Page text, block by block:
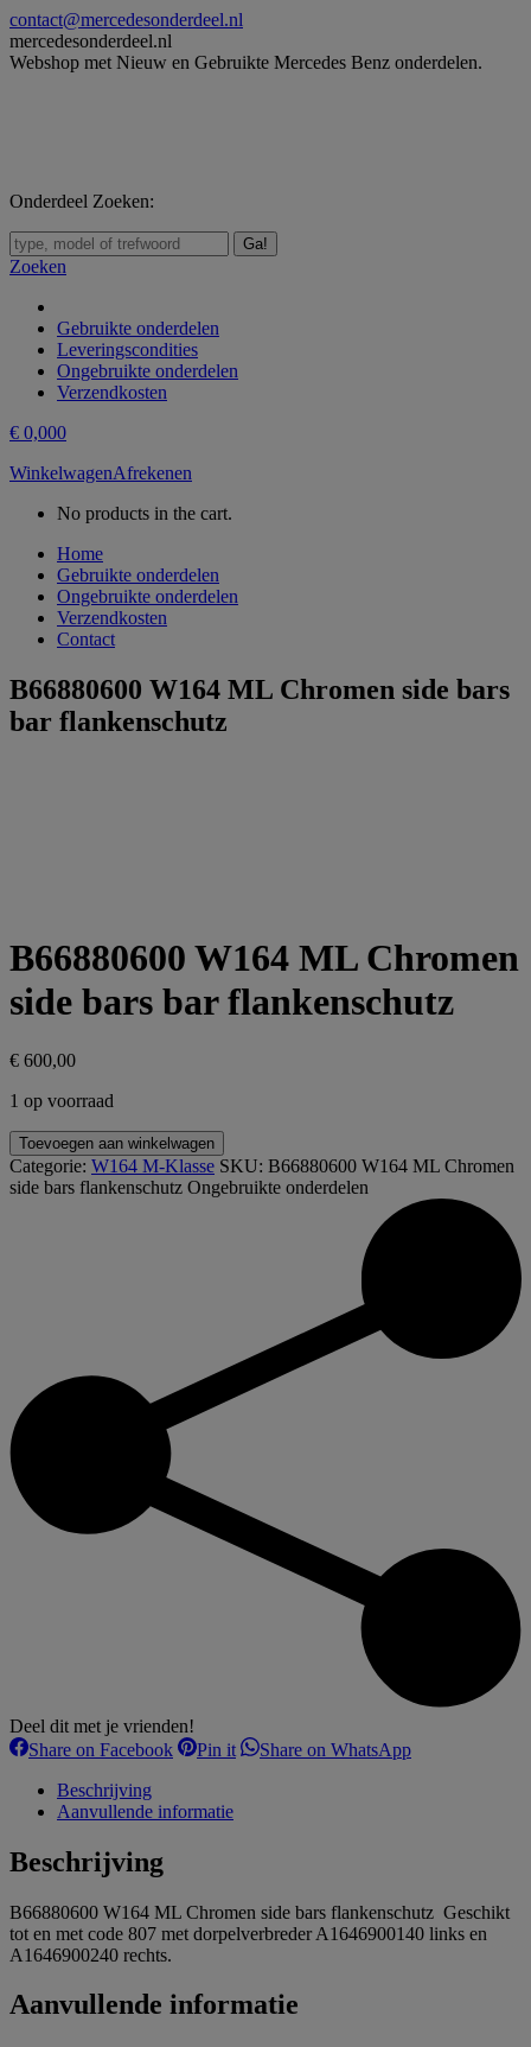
Skip
to
content
contact@mercedesonderdeel.nl
mercedesonderdeel.nl
Webshop met Nieuw en Gebruikte Mercedes Benz onderdelen.
Onderdeel Zoeken:
Zoeken:
Zoeken
Gebruikte onderdelen
Leveringscondities
Ongebruikte onderdelen
Verzendkosten
€ 0,000
WinkelwagenAfrekenen
No products in the cart.
Home
Gebruikte onderdelen
Ongebruikte onderdelen
Verzendkosten
Contact
B66880600 W164 ML Chromen side bars
bar flankenschutz
B66880600 W164 ML Chromen
side bars bar flankenschutz
€ 600,00
1 op voorraad
B66880600
W164
ML
Toevoegen aan winkelwagen
Categorie: W164 M-Klasse SKU: B66880600 W164 ML Chromen
side bars flankenschutz Ongebruikte onderdelen
Deel dit met je vrienden!
Share on FacebookSharePin itShareShare on WhatsAppShare
Beschrijving
Aanvullende informatie
Beschrijving
B66880600 W164 ML Chromen side bars flankenschutz Geschikt
tot en met code 807 met dorpelverbreder A1646900140 links en
A1646900240 rechts.
Aanvullende informatie